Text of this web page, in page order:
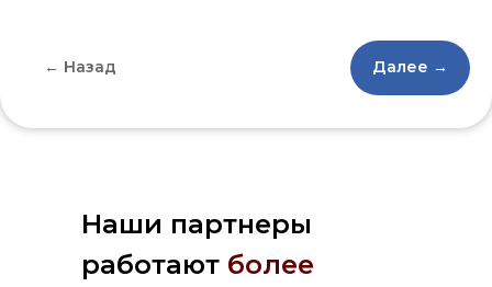
← Назад Далее →
Наши партнеры
работают более